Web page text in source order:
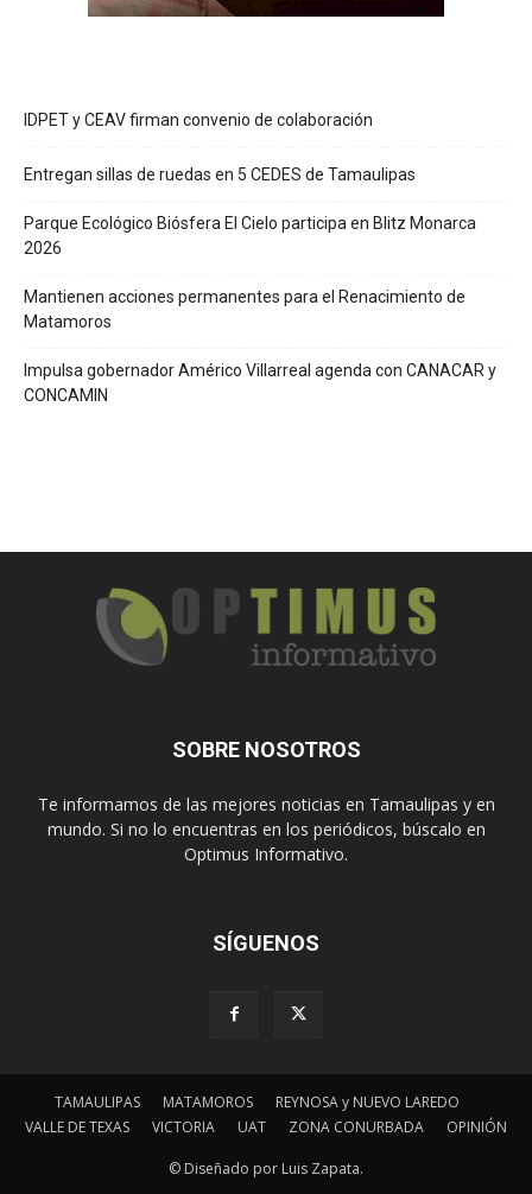
IDPET y CEAV firman convenio de colaboración
Entregan sillas de ruedas en 5 CEDES de Tamaulipas
Parque Ecológico Biósfera El Cielo participa en Blitz Monarca
2026
Mantienen acciones permanentes para el Renacimiento de
Matamoros
Impulsa gobernador Américo Villarreal agenda con CANACAR y
CONCAMIN
SOBRE NOSOTROS
Te informamos de las mejores noticias en Tamaulipas y en
mundo. Si no lo encuentras en los periódicos, búscalo en
Optimus Informativo.
SÍGUENOS
TAMAULIPAS MATAMOROS
REYNOSA y NUEVO LAREDO
VALLE DE TEXAS
VICTORIA UAT ZONA CONURBADA OPINIÓN
© Diseñado por Luis Zapata.